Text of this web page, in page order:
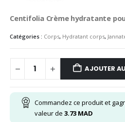
Centifolia Crème hydratante
Catégories : Corps, Hydratant corps,
AJOUTER
Commandez ce produit et
valeur de 3.73 MAD